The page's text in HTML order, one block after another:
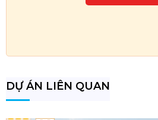
DỰ ÁN LIÊN QUAN